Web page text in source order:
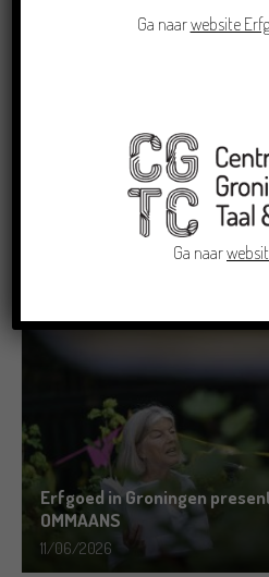
Grensoverschrijdende
rond het Gronings en
Erfgoed in Groningen
OMMAANS
11/06/2026
Ga naarwebsite
Ga naar